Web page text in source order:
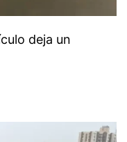
deja un